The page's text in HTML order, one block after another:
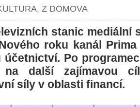
, Z DOMOVA
stanic mediální
roku kanál
účetnictví. Po
na další zajímavou
síly v oblasti financí.